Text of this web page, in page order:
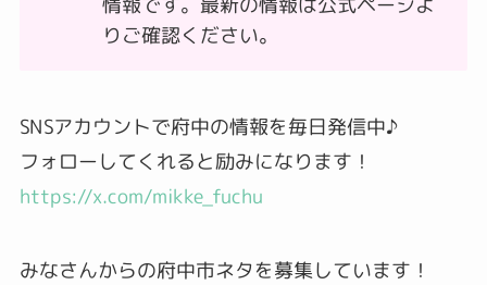
りご確認ください。
SNSアカウントで府中の情報を毎日発信中♪
フォローしてくれると励みになります！
https://x.com/mikke_fuchu
みなさんからの府中市ネタを募集しています！